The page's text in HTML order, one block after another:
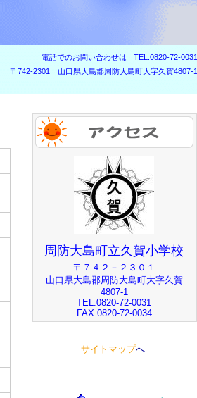
電話でのお問い合わせは
TEL.0820-72-0031
〒742-2301 山口県大島郡周防大島町大字久賀4807-1
周防大島町立久賀小学校
〒７４２－２３０１
山口県大島郡周防大島町大字久賀
4807-1
TEL.0820-72-0031
FAX.0820-72-0034
サイトマップへ